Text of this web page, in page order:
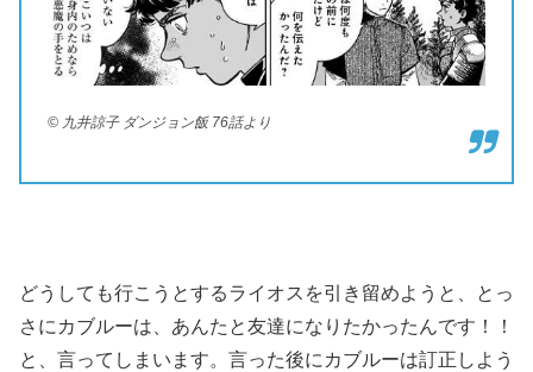
© 九井諒子 ダンジョン飯 76話より
どうしても行こうとするライオスを引き留めようと、とっ
さにカブルーは、あんたと友達になりたかったんです！！
と、言ってしまいます。言った後にカブルーは訂正しよう